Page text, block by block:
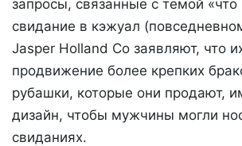
запросы, связанные с темой «что
свидание в кэжуал
Jasper Holland Co заявляют, что
продвижение более крепких
рубашки, которые они продают,
дизайн, чтобы мужчины могли
свиданиях.